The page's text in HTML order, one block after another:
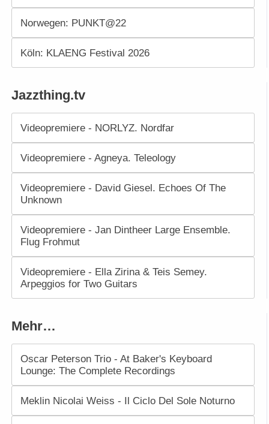
Norwegen: PUNKT@22
Köln: KLAENG Festival 2026
Jazzthing.tv
Videopremiere - NORLYZ. Nordfar
Videopremiere - Agneya. Teleology
Videopremiere - David Giesel. Echoes Of The
Unknown
Videopremiere - Jan Dintheer Large Ensemble.
Flug Frohmut
Videopremiere - Ella Zirina & Teis Semey.
Arpeggios for Two Guitars
Mehr…
Oscar Peterson Trio - At Baker's Keyboard
Lounge: The Complete Recordings
Meklin Nicolai Weiss - Il Ciclo Del Sole Noturno